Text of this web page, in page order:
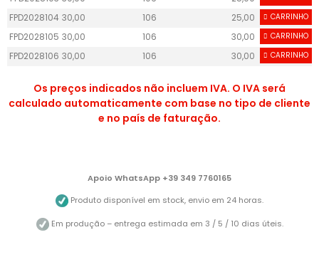
FPD2028104 30,00 106 25,00 55
CARRINHO
FPD2028105 30,00 106 30,00 55
CARRINHO
FPD2028106 30,00 106 30,00 55
CARRINHO
Os preços indicados não incluem IVA. O IVA será
calculado automaticamente com base no tipo de cliente
e no país de faturação.
Apoio WhatsApp +39 349 7760165
Produto disponível em stock, envio em 24 horas.
Em produção – entrega estimada em 3 / 5 / 10 dias úteis.